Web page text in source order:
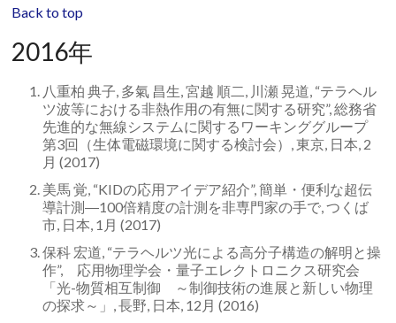
Back to top
2016年
八重柏 典子, 多氣 昌生, 宮越 順二, 川瀬 晃道, “テラヘル
ツ波等における非熱作用の有無に関する研究”, 総務省
先進的な無線システムに関するワーキンググループ
第3回（生体電磁環境に関する検討会）, 東京, 日本, 2
月 (2017)
美馬 覚, “KIDの応用アイデア紹介”, 簡単・便利な超伝
導計測―100倍精度の計測を非専門家の手で, つくば
市, 日本, 1月 (2017)
保科 宏道, “テラヘルツ光による高分子構造の解明と操
作”, 応用物理学会・量子エレクトロニクス研究会
「光-物質相互制御 ～制御技術の進展と新しい物理
の探求～」, 長野, 日本, 12月 (2016)